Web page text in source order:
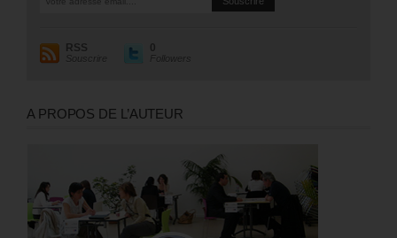
RSS
Souscrire
0
Followers
A PROPOS DE L’AUTEUR